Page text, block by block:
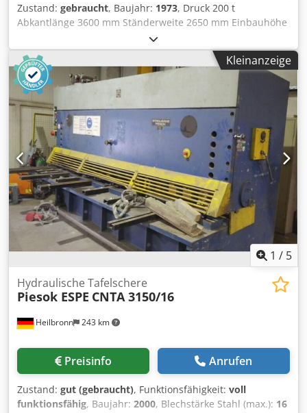
Zustand: gebraucht, Baujahr: 1973, Druck 200 t
Abkantlänge 3600 mm Ständerweite 2650 mm Einbauhöhe
500 mm Ausladung 300 mm Dodpot I D U Ejfx Ankswa Hub
250 mm Arbeitsgeschwindigkeit 10,5 mm/sec
Rückzugsgeschwindigkeit 100 mm/sec
Stößelgeschwindigkeit 150 mm/sec Tischhöhe 900 mm
Ölinhalt 500 l Gesamtleistungsbedarf 37 kW
Maschinengewicht ca. 17800 kg Raumbedarf ca. 3710 x
1800 x 3390 mm Ausstattung: - gesteuerte Achsen Y1 + Y2 -
manuelle X-Achse mit digitale Positionsanzeige - Satz
Ober- und Unterwerkzeug - 2x Anschlagfinger - 2x vordere
Auflegearme - Hand- und Fußbedienung - seitliche +
hintere Schutzeinrichtung - Bedienungsanleitung
Kleinanzeige
1 / 5
Heilbronn 243 km
Hydraulische Tafelschere
Piesok ESPE CNTA 3150/16
Preisinfo Anrufen
Zustand: gut (gebraucht), Funktionsfähigkeit: voll
funktionsfähig, Baujahr: 2000, Blechstärke Stahl (max.): 16